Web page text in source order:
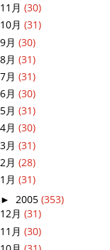
11月 (30)
10月 (31)
9月 (30)
8月 (31)
7月 (31)
6月 (30)
5月 (31)
4月 (30)
3月 (31)
2月 (28)
1月 (31)
► 2005 (353)
12月 (31)
11月 (30)